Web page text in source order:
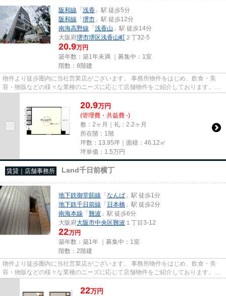
阪和線 「浅香 」駅 徒歩5分
阪和線 「堺市 」駅 徒歩12分
南海高野線 「浅香山 」駅 徒歩14分
大阪府堺市堺区浅香山町 ２丁32-5
20.9万円
築年数：築1年未満 ｜募集中： 1室
階数：8階建
物件より徒歩圏内に当社営業店がございます。 事務所物件をはじめ、飲食・美
容・物販などの様々な業種のニーズに応じて店舗物件をご紹介しております。
尚、弊社ではおとり広告は一切...
20.9万円
(管理費・共益費 -)
敷：2ヶ月｜礼：2.2ヶ月
所在階：1階
坪数：13.95坪｜面積：46.12㎡
坪単価： 1.5万円
賃貸｜店舗事務所 Land千日前横丁
地下鉄御堂筋線 「なんば 」駅 徒歩1分
地下鉄千日前線 「 日本橋 」駅 徒歩2分
南海本線 「難波 」駅 徒歩6分
大阪府大阪市中央区難波 １丁目3-12
22万円
築年数：築1年 ｜募集中： 1室
階数：2階建
物件より徒歩圏内に当社営業店がございます。 事務所物件をはじめ、飲食・美
容・物販などの様々な業種のニーズに応じて店舗物件をご紹介しております。
尚、弊社ではおとり広告は一切...
22万円